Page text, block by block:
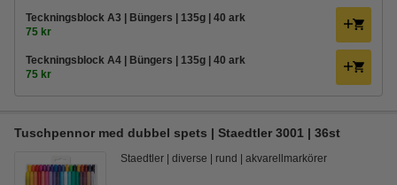
Teckningsblock A3 | Büngers | 135g | 40 ark
75 kr
Teckningsblock A4 | Büngers | 135g | 40 ark
75 kr
Tuschpennor med dubbel spets | Staedtler 3001 | 36st
Staedtler diverse rund akvarellmarkörer